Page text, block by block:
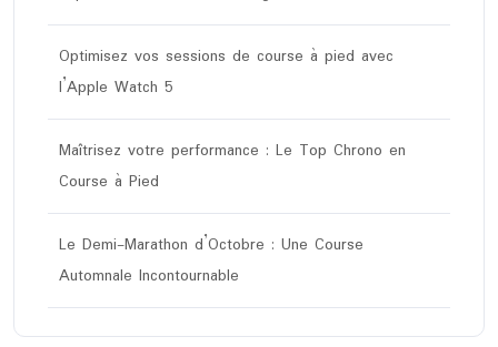
Optimisez vos sessions de course à pied avec
l’Apple Watch 5
Maîtrisez votre performance : Le Top Chrono en
Course à Pied
Le Demi-Marathon d’Octobre : Une Course
Automnale Incontournable